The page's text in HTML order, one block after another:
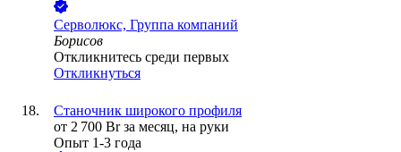
Серволюкс, Группа компаний
Борисов
Откликнитесь среди первых
Откликнуться
Станочник широкого профиля
от 2 700 Br за месяц, на руки
Опыт 1-3 года